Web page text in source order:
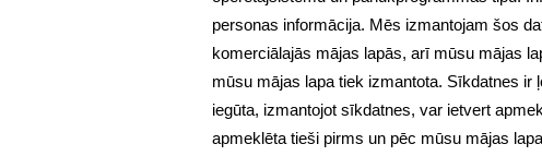
personas informācija. Mēs izmantojam šos
komerciālajās mājas lapās, arī mūsu mājas
mūsu mājas lapa tiek izmantota. Sīkdatnes
iegūta, izmantojot sīkdatnes, var ietvert
apmeklēta tieši pirms un pēc mūsu mājas